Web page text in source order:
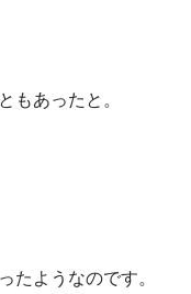
もあったと。
たようなのです。